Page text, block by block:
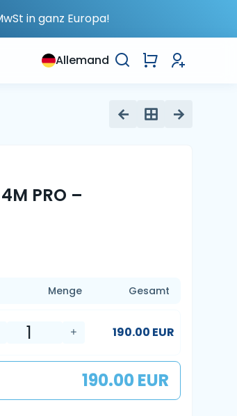
in ganz Europa!
Allemand
4M PRO –
Menge Gesamt
190.00 EUR
190.00 EUR